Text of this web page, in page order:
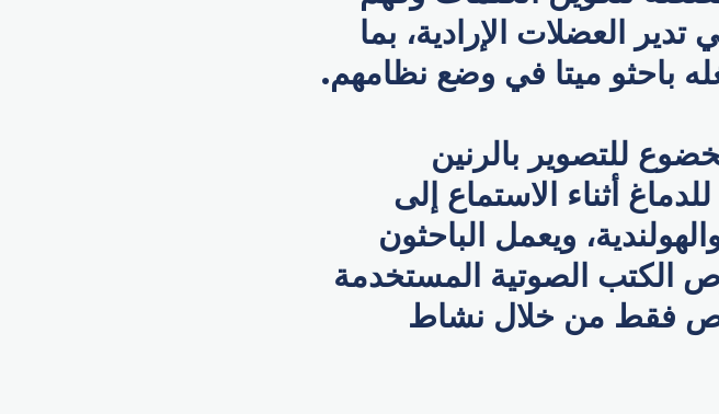
العضلات الإرادية، بما
باحثو ميتا في وضع نظامهم.
متطوعاً الخضوع للتصوير بالرنين
أثناء الاستماع إلى
ويعمل الباحثون
الكتب الصوتية المستخدمة
فقط من خلال نشاط